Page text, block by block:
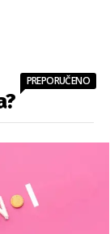
PREPORUČENO